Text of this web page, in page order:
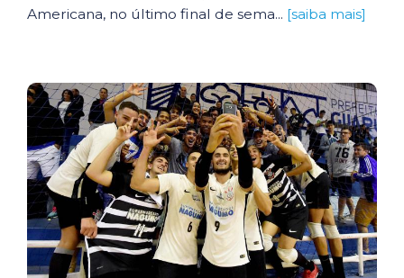
Americana, no último final de sema... [saiba mais]